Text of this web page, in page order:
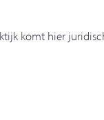
komt hier